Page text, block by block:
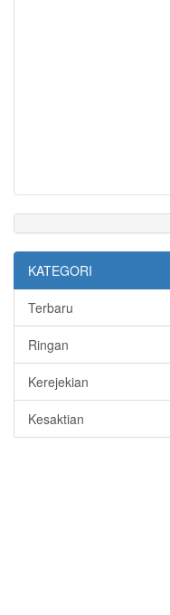
KATEGORI
Terbaru
Ringan
Kerejekian
Kesaktian